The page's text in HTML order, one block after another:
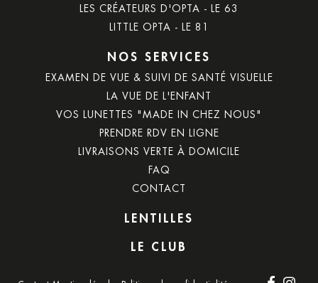
LES CRÉATEURS D'OPTA - LE 63
LITTLE OPTA - LE 81
NOS SERVICES
EXAMEN DE VUE & SUIVI DE SANTÉ VISUELLE
LA VUE DE L'ENFANT
VOS LUNETTES "MADE IN CHEZ NOUS"
PRENDRE RDV EN LIGNE
LIVRAISONS VERTE À DOMICILE
FAQ
CONTACT
LENTILLES
LE CLUB